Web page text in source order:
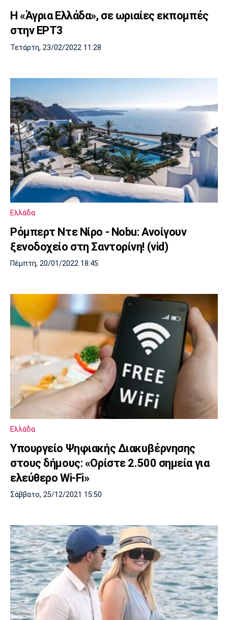
Η «Άγρια Ελλάδα», σε ωριαίες εκπομπές
στην ΕΡΤ3
Τετάρτη, 23/02/2022 11:28
Ελλάδα
Ρόμπερτ Ντε Νίρο - Nobu: Ανοίγουν
ξενοδοχείο στη Σαντορίνη! (vid)
Πέμπτη, 20/01/2022 18:45
Ελλάδα
Υπουργείο Ψηφιακής Διακυβέρνησης
στους δήμους: «Ορίστε 2.500 σημεία για
ελεύθερο Wi-Fi»
Σάββατο, 25/12/2021 15:50